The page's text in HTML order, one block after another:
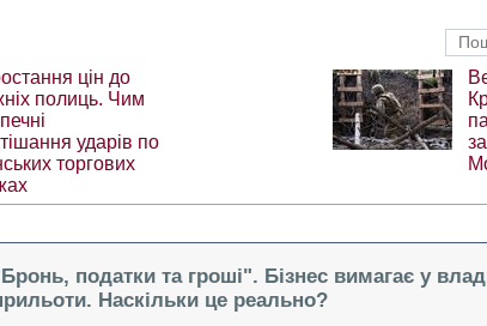
цін до
полиць. Чим
ударів по
торгових
податки та гроші". Бізнес вимагає у
Наскільки це реально?